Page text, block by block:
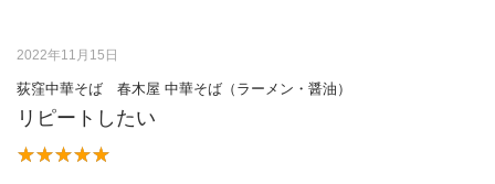
2022年11月15日
荻窪中華そば 春木屋 中華そば（ラーメン・醤油）
リピートしたい